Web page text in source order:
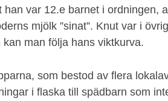
han var 12.e barnet i ordningen,
mjölk ”sinat”. Knut var i
kan man följa hans viktkurva.
som bestod av flera
i flaska till spädbarn som